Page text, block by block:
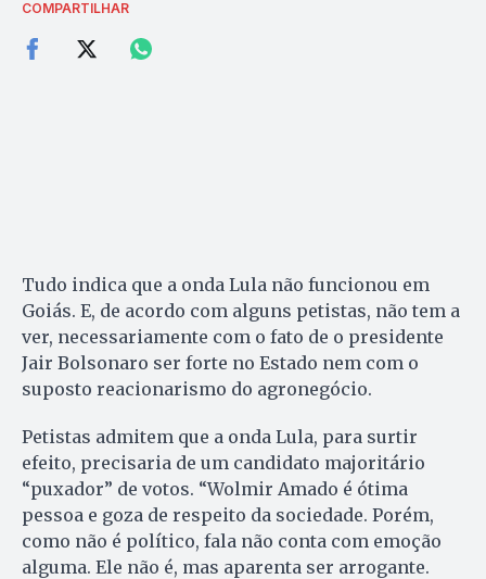
COMPARTILHAR
Tudo indica que a onda Lula não funcionou em
Goiás. E, de acordo com alguns petistas, não tem a
ver, necessariamente com o fato de o presidente
Jair Bolsonaro ser forte no Estado nem com o
suposto reacionarismo do agronegócio.
Petistas admitem que a onda Lula, para surtir
efeito, precisaria de um candidato majoritário
“puxador” de votos. “Wolmir Amado é ótima
pessoa e goza de respeito da sociedade. Porém,
como não é político, fala não conta com emoção
alguma. Ele não é, mas aparenta ser arrogante.